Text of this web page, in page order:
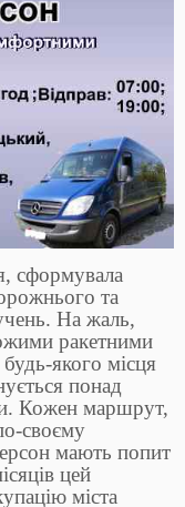
сформувала
та
На жаль,
ракетними
якого місця
понад
Кожен маршрут,
своєму
мають попит
цей
міста